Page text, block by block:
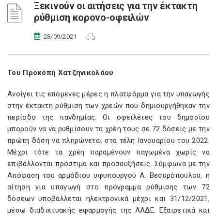
Ξεκινούν οι αιτήσεις για την έκτακτη
ρύθμιση κορονο-οφειλών
28/09/2021
Του Προκόπη Χατζηνικολάου
Ανοίγει τις επόμενες μέρες η πλατφόρμα για την υπαγωγής
στην έκτακτη ρύθμιση των χρεών που δημιουργήθηκαν την
περίοδο της πανδημίας. Οι οφειλέτες του δημοσίου
μπορούν να να ρυθμίσουν τα χρέη τους σε 72 δόσεις με την
πρώτη δόση να πληρώνεται στα τέλη Ιανουαρίου του 2022.
Μέχρι τότε τα χρέη παραμένουν παγωμένα χωρίς να
επιβάλλονται πρόστιμα και προσαυξήσεις. Σύμφωνα με την
Απόφαση του αρμόδιου υφυπουργού Α. Βεσυρόπουλου, η
αίτηση για υπαγωγή στο πρόγραμμα ρύθμισης των 72
δόσεων υποβάλλεται ηλεκτρονικά μέχρι και 31/12/2021,
μέσω διαδικτυακής εφαρμογής της ΑΑΔΕ. Εξαιρετικά και